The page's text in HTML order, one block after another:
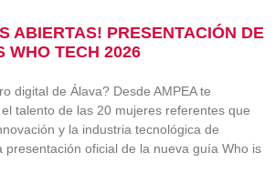
ABIERTAS! PRESENTACIÓN DE
WHO TECH 2026
digital de Álava? Desde AMPEA te
talento de las 20 mujeres referentes que
y la industria tecnológica de
presentación oficial de la nueva guía Who is